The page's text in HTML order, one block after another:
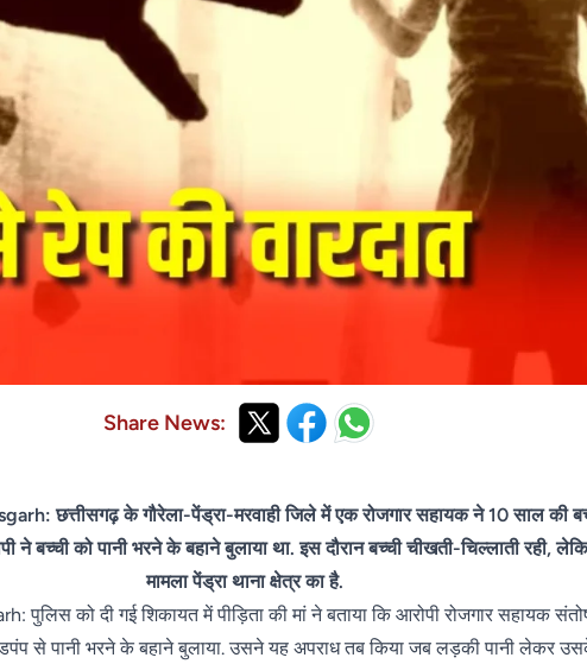
Share News:
छत्तीसगढ़ के गौरेला-पेंड्रा-मरवाही जिले में एक रोजगार सहायक ने 10 साल की
ने बच्ची को पानी भरने के बहाने बुलाया था. इस दौरान बच्ची चीखती-चिल्लाती रही,
मामला पेंड्रा थाना क्षेत्र का है.
को दी गई शिकायत में पीड़िता की मां ने बताया कि आरोपी रोजगार सहायक
से पानी भरने के बहाने बुलाया. उसने यह अपराध तब किया जब लड़की पानी लेकर